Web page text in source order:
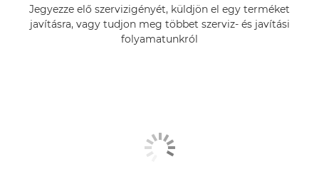
Jegyezze elő szervizigényét, küldjön el egy terméket
javításra, vagy tudjon meg többet szerviz- és javítási
folyamatunkról